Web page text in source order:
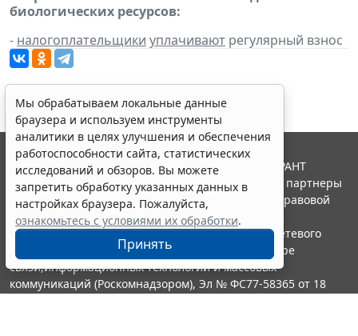
биологических ресурсов:
- налогоплательщики уплачивают регулярный взнос
Мы обрабатываем локальные данные
браузера и используем инструменты
аналитики в целях улучшения и обеспечения
работоспособности сайта, статистических
исследований и обзоров. Вы можете
запретить обработку указанных данных в
настройках браузера. Пожалуйста,
ознакомьтесь с условиями их обработки.
Принять
© ООО "НПП "ГАРАНТ-СЕРВИС", 2026. Система ГАРАНТ
выпускается с 1990 года. Компания "Гарант" и ее партнеры
являются участниками Российской ассоциации правовой
информации ГАРАНТ.
Портал ГАРАНТ.РУ зарегистрирован в качестве сетевого
издания Федеральной службой по надзору в сфере
связи,информационных технологий и массовых
коммуникаций (Роскомнадзором), Эл № ФС77-58365 от 18